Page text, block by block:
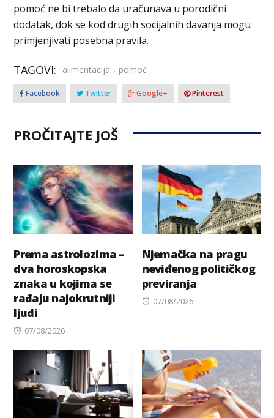
pomoć ne bi trebalo da uračunava u porodični
dodatak, dok se kod drugih socijalnih davanja mogu
primjenjivati posebna pravila.
TAGOVI: alimentacija , pomoć
Facebook Twitter Google+ Pinterest
PROČITAJTE JOŠ
Prema astrolozima –
dva horoskopska
znaka u kojima se
rađaju najokrutniji
ljudi
Posted
07/08/2026
Njemačka na pragu
neviđenog političkog
previranja
Posted
07/08/2026